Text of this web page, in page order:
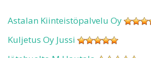
Astalan Kiinteistöpalvelu Oy
Kuljetus Oy Jussi